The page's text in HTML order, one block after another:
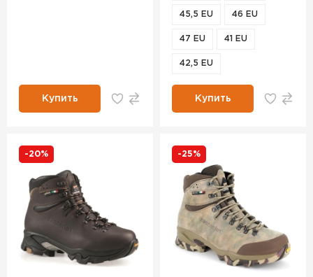
Купить
45,5 EU 46 EU
47 EU 41 EU
42,5 EU
Купить
-20% -25%